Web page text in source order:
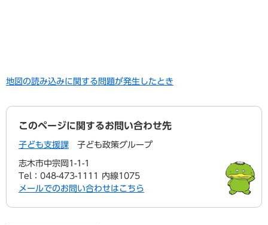
地図の読み込みに関する問題が発生したとき
このページに関するお問い合わせ先
子ども支援課 子ども政策グループ
志木市中宗岡1-1-1
Tel：048-473-1111 内線1075
メールでのお問い合わせはこちら